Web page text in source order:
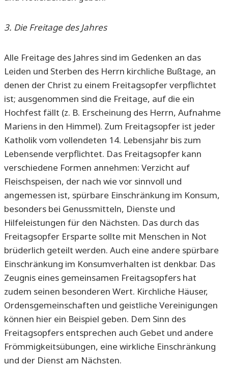
3. Die Freitage des Jahres
Alle Freitage des Jahres sind im Gedenken an das
Leiden und Sterben des Herrn kirchliche Bußtage, an
denen der Christ zu einem Freitagsopfer verpflichtet
ist; ausgenommen sind die Freitage, auf die ein
Hochfest fällt (z. B. Erscheinung des Herrn, Aufnahme
Mariens in den Himmel). Zum Freitagsopfer ist jeder
Katholik vom vollendeten 14. Lebensjahr bis zum
Lebensende verpflichtet. Das Freitagsopfer kann
verschiedene Formen annehmen: Verzicht auf
Fleischspeisen, der nach wie vor sinnvoll und
angemessen ist, spürbare Einschränkung im Konsum,
besonders bei Genussmitteln, Dienste und
Hilfeleistungen für den Nächsten. Das durch das
Freitagsopfer Ersparte sollte mit Menschen in Not
brüderlich geteilt werden. Auch eine andere spürbare
Einschränkung im Konsumverhalten ist denkbar. Das
Zeugnis eines gemeinsamen Freitagsopfers hat
zudem seinen besonderen Wert. Kirchliche Häuser,
Ordensgemeinschaften und geistliche Vereinigungen
können hier ein Beispiel geben. Dem Sinn des
Freitagsopfers entsprechen auch Gebet und andere
Frömmigkeitsübungen, eine wirkliche Einschränkung
und der Dienst am Nächsten.